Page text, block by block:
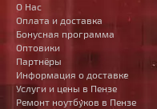
О Нас
Оплата и доставка
Бонусная программа
Оптовики
Партнёры
Информация о доставке
Услуги и цены в Пензе
Ремонт ноутбуков в Пензе